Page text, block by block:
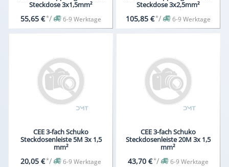
Steckdose 3x1,5mm²
55,65 €*/ 6-9 Werktage
Steckdose 3x2,5mm²
105,85 €*/ 6-9 Werktage
CEE 3-fach Schuko
Steckdosenleiste 5M 3x 1,5
mm²
20,05 €*/ 6-9 Werktage
CEE 3-fach Schuko
Steckdosenleiste 20M 3x 1,5
mm²
43,70 €*/ 6-9 Werktage